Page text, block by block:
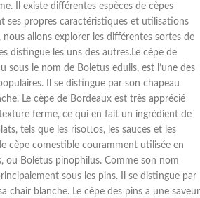
Il existe différentes espèces de cèpes
ses propres caractéristiques et utilisations
allons explorer les différentes sortes de
distingue les uns des autres.Le cèpe de
sous le nom de Boletus edulis, est l’une des
Il se distingue par son chapeau
Le cèpe de Bordeaux est très apprécié
ferme, ce qui en fait un ingrédient de
tels que les risottos, les sauces et les
cèpe comestible couramment utilisée en
ou Boletus pinophilus. Comme son nom
sous les pins. Il se distingue par
chair blanche. Le cèpe des pins a une saveur